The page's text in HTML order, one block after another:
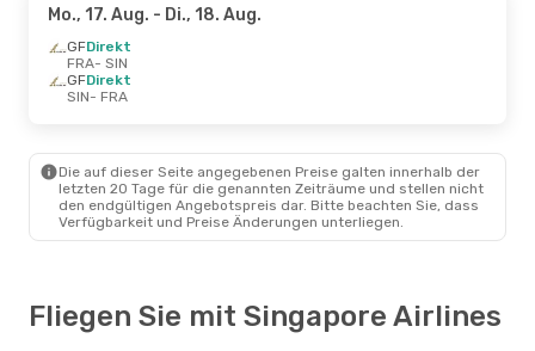
Mo., 17. Aug. - Di., 18. Aug.
GFDirekt
FRA- SIN
GFDirekt
SIN- FRA
Die auf dieser Seite angegebenen Preise galten innerhalb der
letzten 20 Tage für die genannten Zeiträume und stellen nicht
den endgültigen Angebotspreis dar. Bitte beachten Sie, dass
Verfügbarkeit und Preise Änderungen unterliegen.
Fliegen Sie mit Singapore Airlines